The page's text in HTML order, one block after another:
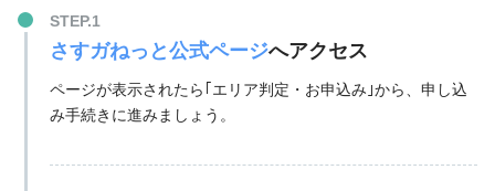
さすガねっと公式ページへアクセス
ページが表示されたら｢エリア判定・お申込み｣から、申し込
み手続きに進みましょう。